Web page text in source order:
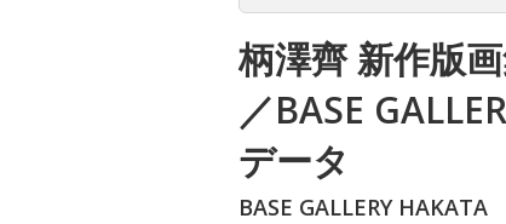
柄澤齊 新作版
／BASE
データ
BASE GALLERY HAKATA